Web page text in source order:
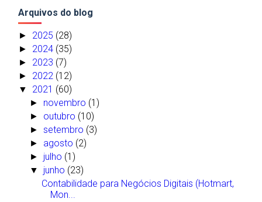
Arquivos do blog
► 2025 (28)
► 2024 (35)
► 2023 (7)
► 2022 (12)
▼ 2021 (60)
► novembro (1)
► outubro (10)
►setembro (3)
► agosto (2)
► julho (1)
▼ junho (23)
Contabilidade para Negócios Digitais (Hotmart,
Mon...